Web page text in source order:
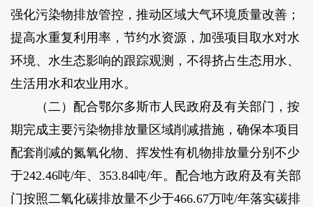
强化污染物排放管控，推动区域大气环境质量改善；
提高水重复利用率，节约水资源，加强项目取水对水
环境、水生态影响的跟踪观测，不得挤占生态用水、
生活用水和农业用水。
（二）配合鄂尔多斯市人民政府及有关部门，按
期完成主要污染物排放量区域削减措施，确保本项目
配套削减的氮氧化物、挥发性有机物排放量分别不少
于242.46吨/年、353.84吨/年。配合地方政府及有关部
门按照二氧化碳排放量不少于466.67万吨/年落实碳排